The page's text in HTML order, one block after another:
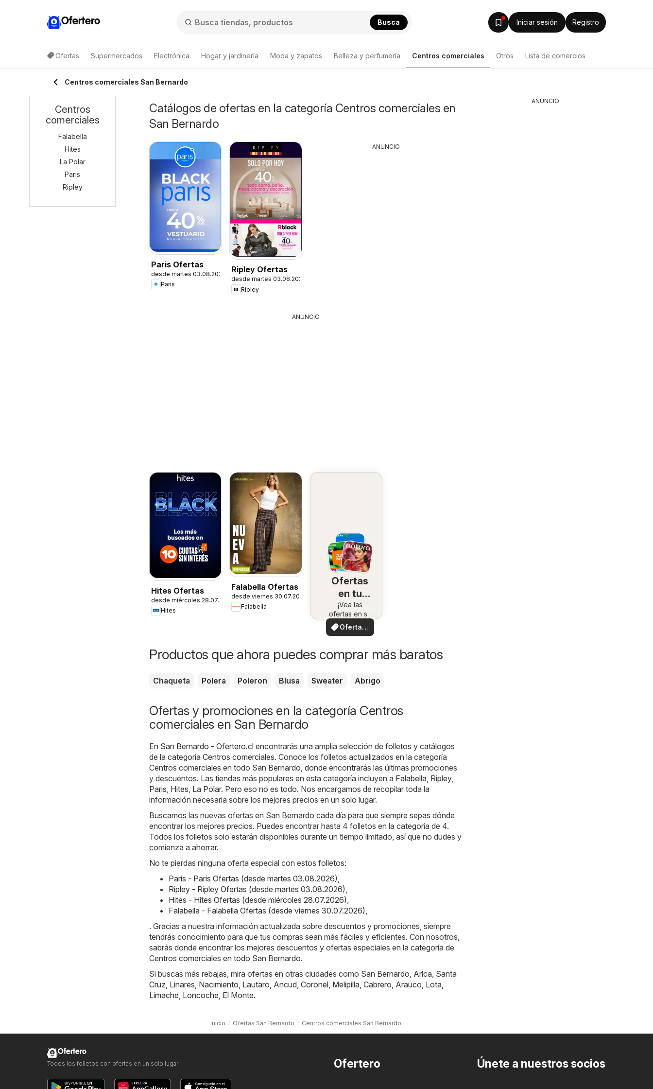
Ofertero Busca Iniciar sesión Registro
Ofertas Supermercados Electrónica Hogar y jardinería Moda y zapatos Belleza y perfumería Centros comerciales Otros Lista de comercios
Centros comerciales San Bernardo
Catálogos de ofertas en la categoría Centros comerciales en
San Bernardo
Paris Ofertas
desde martes 03.08.2026
Paris
Ripley Ofertas
desde martes 03.08.2026
Ripley
ANUNCIO
ANUNCIO
Hites Ofertas
desde miércoles 28.07.2026
Hites
Falabella Ofertas
desde viernes 30.07.2026
Falabella
Ofertas
en tu
zona
¡Vea las
ofertas en su
zona!
Ofertas
locales
Productos que ahora puedes comprar más baratos
Chaqueta Polera Poleron Blusa Sweater Abrigo
Ofertas y promociones en la categoría Centros
comerciales en San Bernardo
En San Bernardo - Ofertero.cl encontrarás una amplia selección de folletos y catálogos
de la categoría Centros comerciales. Conoce los folletos actualizados en la categoría
Centros comerciales en todo San Bernardo, donde encontrarás las últimas promociones
y descuentos. Las tiendas más populares en esta categoría incluyen a Falabella Ripley,
Paris Hites La Polar. Pero eso no es todo. Nos encargamos de recopilar toda la
información necesaria sobre los mejores precios en un solo lugar.
Buscamos las nuevas ofertas en San Bernardo cada día para que siempre sepas dónde
encontrar los mejores precios. Puedes encontrar hasta 4 folletos en la categoría de 4.
Todos los folletos solo estarán disponibles durante un tiempo limitado, así que no dudes y
comienza a ahorrar.
No te pierdas ninguna oferta especial con estos folletos:
Paris - Paris Ofertas (desde martes 03.08.2026)
Ripley - Ripley Ofertas (desde martes 03.08.2026)
Hites - Hites Ofertas (desde miércoles 28.07.2026)
Falabella - Falabella Ofertas (desde viernes 30.07.2026)
. Gracias a nuestra información actualizada sobre descuentos y promociones, siempre
tendrás conocimiento para que tus compras sean más fáciles y eficientes. Con nosotros,
sabrás donde encontrar los mejores descuentos y ofertas especiales en la categoría de
Centros comerciales en todo San Bernardo.
Si buscas más rebajas, mira ofertas en otras ciudades como San Bernardo Arica Santa
Cruz Linares Nacimiento Lautaro Ancud Coronel Melipilla Cabrero Arauco Lota
Limache Loncoche El Monte.
Inicio Ofertas San Bernardo Centros comerciales San Bernardo
Centros
comerciales
Falabella
Hites
La Polar
Paris
Ripley
ANUNCIO
Ofertero Únete a nuestros socios
Ofertero
Todos los folletos con ofertas en un solo lugar